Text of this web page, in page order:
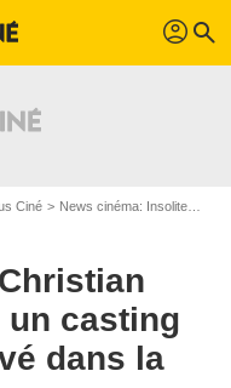
profil search
Ciné News cinéma: Insolite
un casting
dans la